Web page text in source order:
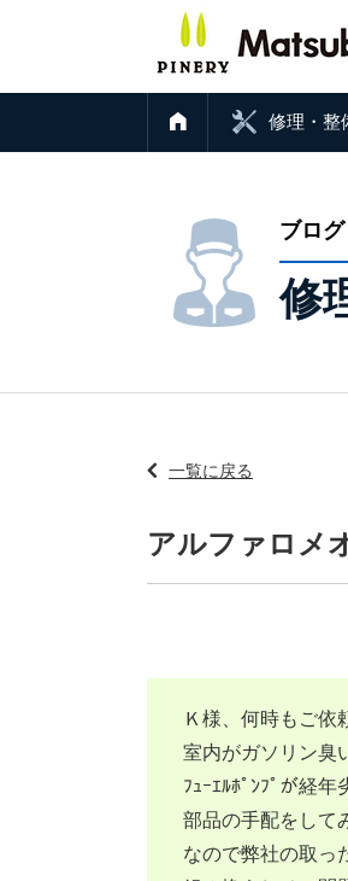
修理・整
ブログ
修
一覧に戻る
アルファロメ
Ｋ様、何時もご依
室内がガソリン臭
ﾌｭｰｴﾙﾎﾟﾝﾌﾟが経年
部品の手配をして
なので弊社の取っ